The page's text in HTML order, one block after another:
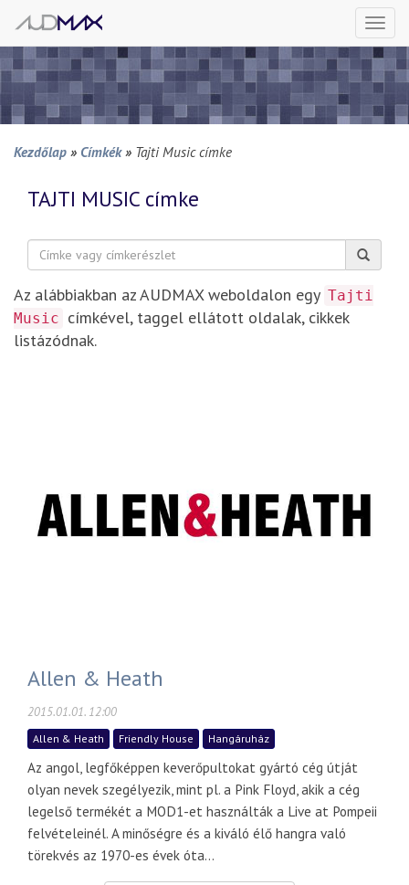
Kezdőlap » Címkék » Tajti Music címke
TAJTI MUSIC címke
Keresés:
Az alábbiakban az AUDMAX weboldalon egy Tajti
Music címkével, taggel ellátott oldalak, cikkek
listázódnak.
Allen & Heath
2015.01.01. 12:00
Allen & Heath Friendly House Hangáruház
Az angol, legfőképpen keverőpultokat gyártó cég útját
olyan nevek szegélyezik, mint pl. a Pink Floyd, akik a cég
legelső termékét a MOD1-et használták a Live at Pompeii
felvételeinél. A minőségre és a kiváló élő hangra való
törekvés az 1970-es évek óta...